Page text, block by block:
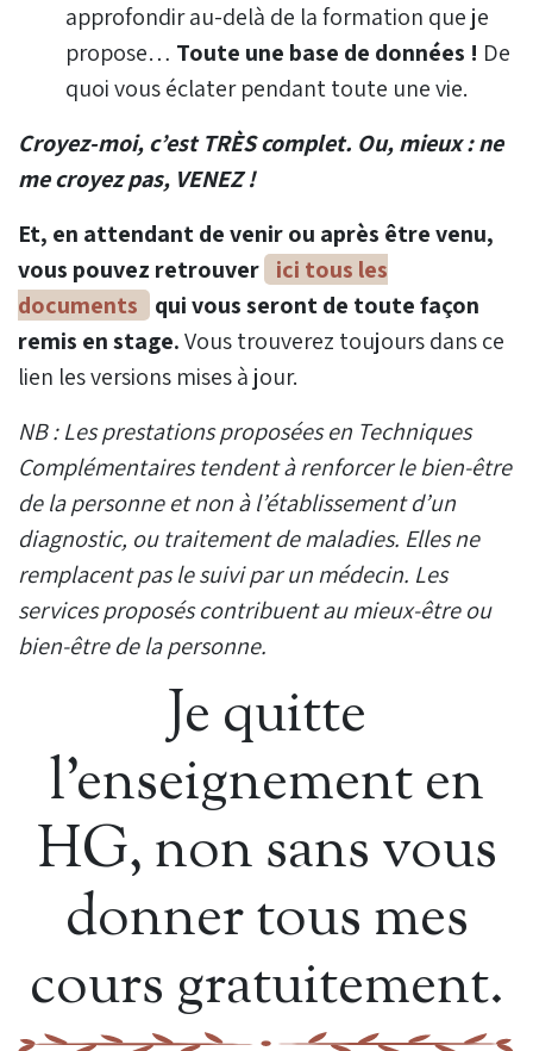
approfondir au-delà de la formation que je
propose… Toute une base de données ! De
quoi vous éclater pendant toute une vie.
Croyez-moi, c’est TRÈS complet. Ou, mieux : ne
me croyez pas, VENEZ !
Et, en attendant de venir ou après être venu,
vous pouvez retrouver ici tous les
documents
qui vous seront de toute façon
remis en stage.Vous trouverez toujours dans ce
lien les versions mises à jour.
NB : Les prestations proposées en Techniques
Complémentaires tendent à renforcer le bien-être
de la personne et non à l’établissement d’un
diagnostic, ou traitement de maladies. Elles ne
remplacent pas le suivi par un médecin. Les
services proposés contribuent au mieux-être ou
bien-être de la personne.
Je quitte
l’enseignement en
HG, non sans vous
donner tous mes
cours gratuitement.